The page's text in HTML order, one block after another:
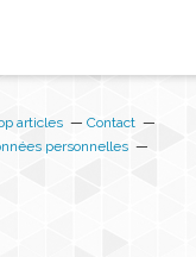
articles
Contact
personnelles